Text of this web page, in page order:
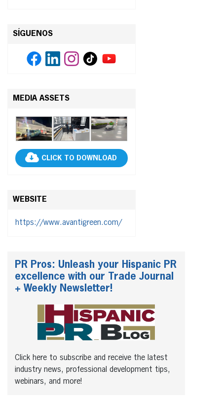
SÍGUENOS
MEDIA ASSETS
CLICK TO DOWNLOAD
WEBSITE
https://www.avantigreen.com/
PR Pros: Unleash your Hispanic PR
excellence with our Trade Journal
+ Weekly Newsletter!
Click here to subscribe and receive the latest
industry news, professional development tips,
webinars, and more!